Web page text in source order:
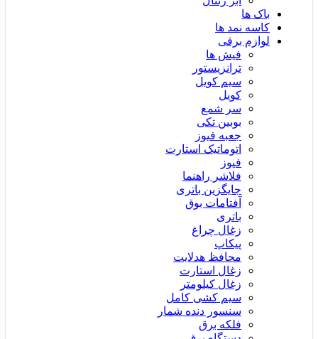
باک ها
کاسه نمد ها
لوازم برقی
فیش ها
ترانزیستور
سیم کویل
کویل
سر شمع
بوبین تکی
جعبه فیوز
اتوماتیک استارت
فیوز
فلاشر راهنما
جایگزین باتری
آفتامات بوق
باتری
زغال چراغ
پیکاپ
محافظ هدلایت
زغال استارت
زغال کیلومتر
سیم کشی کامل
سنسور دنده شمار
فلکه برق